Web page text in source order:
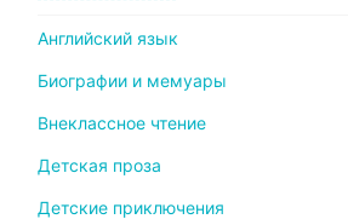
Английский язык
Биографии и мемуары
Внеклассное чтение
Детская проза
Детские приключения